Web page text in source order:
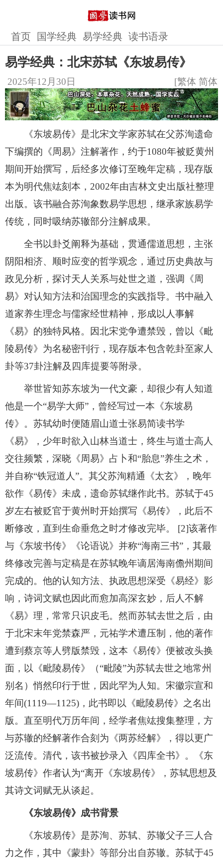
首页 国学经典 易学经典 读书语录
易学经典：北宋苏轼《东坡易传》
2025年12月30日 [繁体 简体
《东坡易传》是北宋文学家苏轼在父苏洵遗命
下编撰的《周易》注解著作，约于1080年被贬黄州
期间开始撰写，后经多次修订至晚年定稿，现存版
本为明代焦竑刻本，2002年由吉林文史出版社整理
出版。该书融合苏洵象数易学思想，继承家族易学
传统，同时吸纳苏辙部分注解成果。
全书以卦爻阐释为基础，贯通儒道思想，主张
阴阳相济、顺时应变的哲学观念，通过历史典故与
政见分析，探讨天人关系与处世之道，强调《周
易》对认知方法和治国理念的实践指导。书中融入
道家养生理念与儒家经世精神，形成以人事解
《易》的独特风格。因北宋党争遭禁毁，曾以《毗
陵易传》为名秘密刊行，现存版本包含乾卦至家人
卦等37卦注解及四库提要等附录。
举世皆知苏东坡为一代文豪，却很少有人知道
他是一个“易学大师”，曾经写过一本《东坡易
传》。苏轼幼时便随眉山道士张易简读书学
《易》，少年时欲入山林当道士，终生与道士高人
交往频繁，深晓《周易》占卜和“胎息”养生之术，
并自称“铁冠道人”。其父苏洵精通《太玄》，晚年
欲作《易传》未成，遗命苏轼继作此书。苏轼于45
岁左右被贬官于黄州时开始撰写《易传》，此后不
断修改，直到生命垂危之时才修改完毕。 [2]该著作
与《东坡书传》《论语说》并称“海南三书”，其最
终修改完善与定稿是在苏轼晚年谪居海南儋州期间
完成的。他的认知方法、执政思想深受《易经》影
响，诗词文赋也因此而愈加高深玄妙，后人不解
《易》理，常常只识皮毛。然而苏轼去世之后，由
于北宋末年党禁森严，元祐学术遭压制，他的著作
遭到蔡京等人劈版禁毁，这本《易传》便被改头换
面，以《毗陵易传》（“毗陵”为苏轼去世之地常州
别名）悄然印行于世，因此罕为人知。宋徽宗宣和
年间(1119—1125)，此书即以《毗陵易传》之名出
版。直至明代万历年间，经学者焦竑搜集整理，方
与苏辙的经解著作合刻为《两苏经解》，得以更广
泛流传。清代，该书被抄录入《四库全书》。《东
坡易传》作者认为“离开《东坡易传》，苏轼思想及
其诗文词赋无从谈起。
《东坡易传》成书背景
《东坡易传》是苏洵、苏轼、苏辙父子三人合
力之作，其中《蒙卦》等部分出自苏辙。苏轼于45